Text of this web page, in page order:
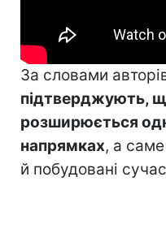
За словами
підтверджують,
розширюється
напрямках, а
й побудовані